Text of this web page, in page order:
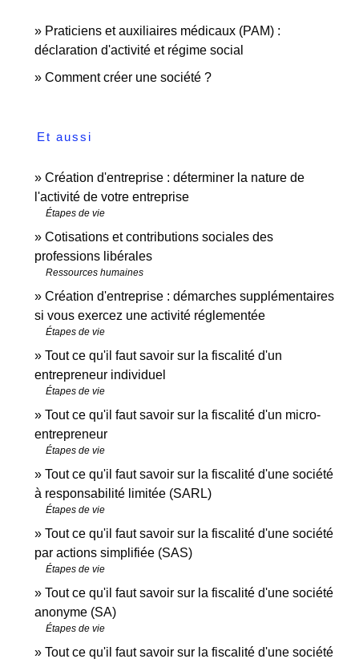
Praticiens et auxiliaires médicaux (PAM) :
déclaration d'activité et régime social
Comment créer une société ?
Et aussi
Création d'entreprise : déterminer la nature de
l'activité de votre entreprise
Étapes de vie
Cotisations et contributions sociales des
professions libérales
Ressources humaines
Création d'entreprise : démarches supplémentaires
si vous exercez une activité réglementée
Étapes de vie
Tout ce qu'il faut savoir sur la fiscalité d'un
entrepreneur individuel
Étapes de vie
Tout ce qu'il faut savoir sur la fiscalité d'un micro-
entrepreneur
Étapes de vie
Tout ce qu'il faut savoir sur la fiscalité d'une société
à responsabilité limitée (SARL)
Étapes de vie
Tout ce qu'il faut savoir sur la fiscalité d'une société
par actions simplifiée (SAS)
Étapes de vie
Tout ce qu'il faut savoir sur la fiscalité d'une société
anonyme (SA)
Étapes de vie
Tout ce qu'il faut savoir sur la fiscalité d'une société